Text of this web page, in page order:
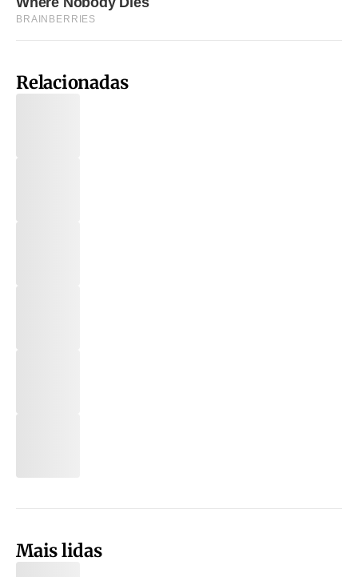
Relacionadas
Mais lidas